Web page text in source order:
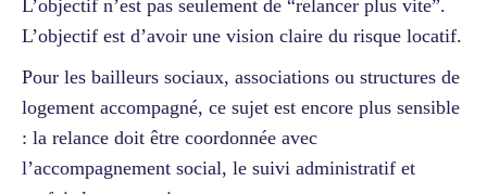
L’objectif n’est pas seulement de “relancer plus vite”.
L’objectif est d’avoir une vision claire du risque locatif.
Pour les bailleurs sociaux, associations ou structures de
logement accompagné, ce sujet est encore plus sensible
: la relance doit être coordonnée avec
l’accompagnement social, le suivi administratif et